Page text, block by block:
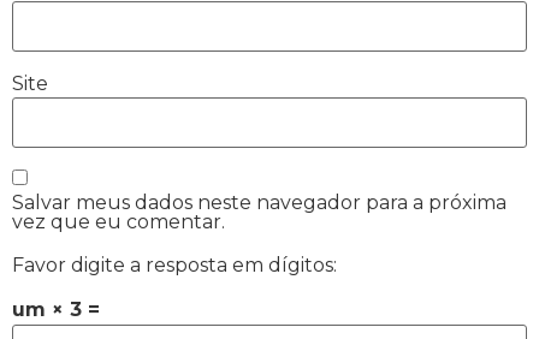
Site
Salvar meus dados neste navegador para a próxima
vez que eu comentar.
Favor digite a resposta em dígitos:
um × 3 =